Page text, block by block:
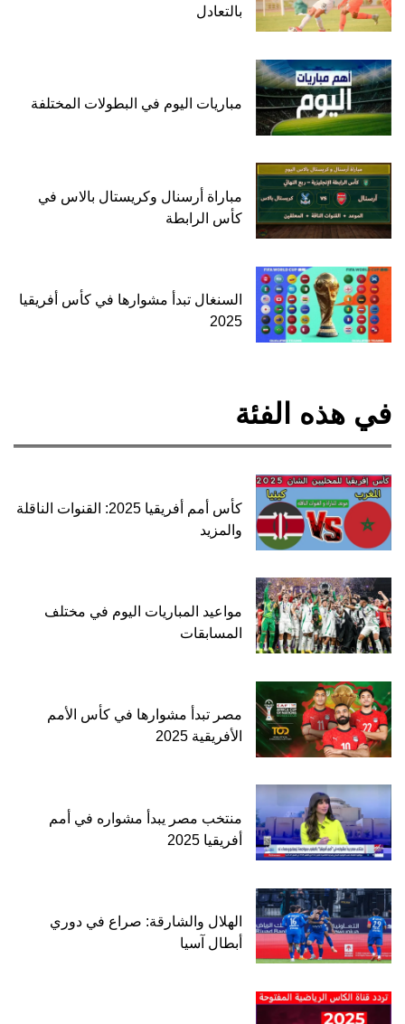
بالتعادل
مباريات اليوم في البطولات المختلفة
مباراة أرسنال وكريستال بالاس في
كأس الرابطة
السنغال تبدأ مشوارها في كأس أفريقيا
2025
في هذه الفئة
كأس أمم أفريقيا 2025: القنوات الناقلة
والمزيد
مواعيد المباريات اليوم في مختلف
المسابقات
مصر تبدأ مشوارها في كأس الأمم
الأفريقية 2025
منتخب مصر يبدأ مشواره في أمم
أفريقيا 2025
الهلال والشارقة: صراع في دوري
أبطال آسيا